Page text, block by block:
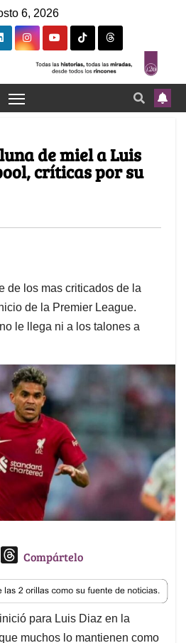
6, 2026
de miel a Luis
críticas por su
de los mas criticados de la
de la Premier League.
le llega ni a los talones a
T
r
e
a
d
Compártelo
para Luis Diaz en la
muchos lo mantienen como